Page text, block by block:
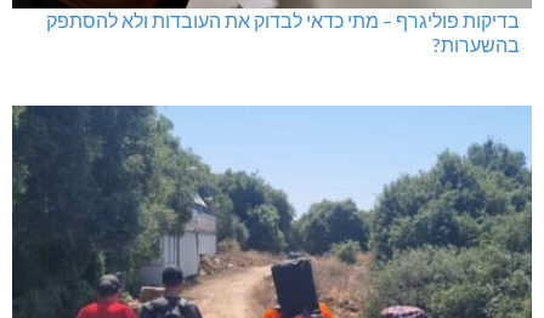
בדיקות פוליגרף – מתי כדאי לבדוק את העובדות ולא להסתפק
בהשערות?